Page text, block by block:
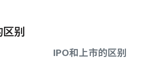
区别
IPO和上市的区别